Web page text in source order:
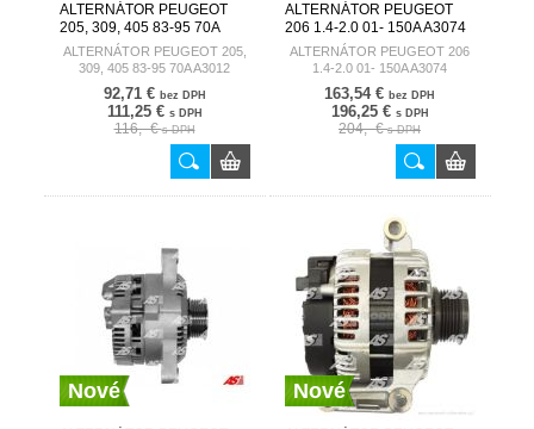
ALTERNÁTOR PEUGEOT
205, 309, 405 83-95 70A
A3012 AUTOSTARTER
ALTERNÁTOR PEUGEOT 205,
309, 405 83-95 70A A3012
92,71 € bez DPH
111,25 € s DPH
116,- €s DPH
ALTERNÁTOR PEUGEOT
206 1.4-2.0 01- 150A A3074
AUTOSTARTER
ALTERNÁTOR PEUGEOT 206
1.4-2.0 01- 150A A3074
163,54 € bez DPH
196,25 € s DPH
204,- €s DPH
Nové Nové